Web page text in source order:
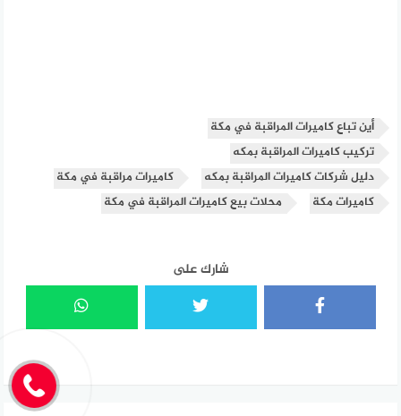
أين تباع كاميرات المراقبة في مكة
تركيب كاميرات المراقبة بمكه
دليل شركات كاميرات المراقبة بمكه
كاميرات مراقبة في مكة
كاميرات مكة
محلات بيع كاميرات المراقبة في مكة
شارك على